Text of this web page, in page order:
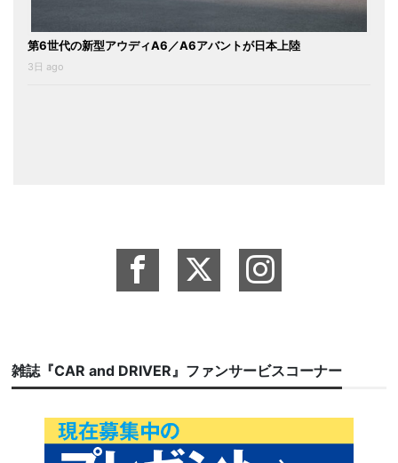
第6世代の新型アウディA6／A6アバントが日本上陸
3日 ago
雑誌『CAR and DRIVER』ファンサービスコーナー